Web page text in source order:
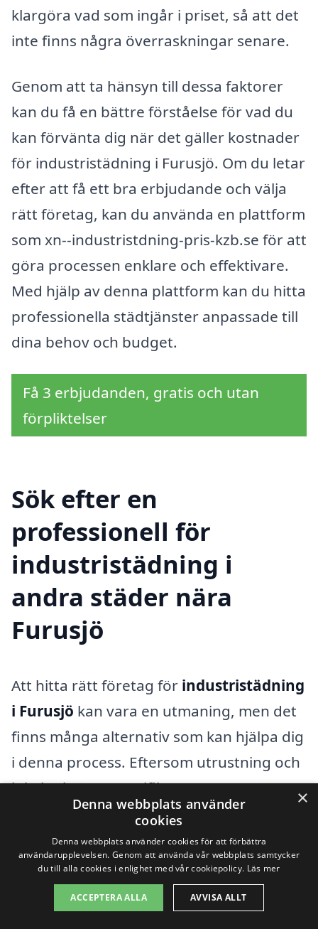
klargöra vad som ingår i priset, så att det
inte finns några överraskningar senare.
Genom att ta hänsyn till dessa faktorer
kan du få en bättre förståelse för vad du
kan förvänta dig när det gäller kostnader
för industristädning i Furusjö. Om du letar
efter att få ett bra erbjudande och välja
rätt företag, kan du använda en plattform
som xn--industristdning-pris-kzb.se för att
göra processen enklare och effektivare.
Med hjälp av denna plattform kan du hitta
professionella städtjänster anpassade till
dina behov och budget.
Få 3 erbjudanden, gratis och utan
förpliktelser
Sök efter en
professionell för
industristädning i
andra städer nära
Furusjö
Att hitta rätt företag för industristädning
i Furusjö kan vara en utmaning, men det
finns många alternativ som kan hjälpa dig
i denna process. Eftersom utrustning och
lokaler kräver specifika
rengöringsmetoder är det viktigt att
anlita en professionell som har erfarenhet
av industristädning. Genom att använda
vår plattform kan du enkelt få offert från
olika städföretag i närområdet.
×
Denna webbplats använder
cookies
Denna webbplats använder cookies för att förbättra
användarupplevelsen. Genom att använda vår webbplats samtycker
du till alla cookies i enlighet med vår cookiepolicy. Läs mer
ACCEPTERA ALLA AVVISA ALLT